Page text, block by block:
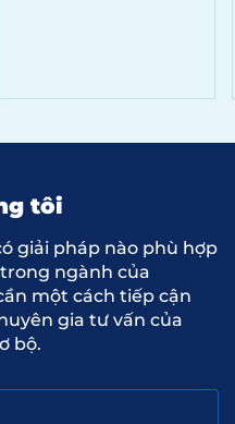
tôi
giải pháp nào phù hợp
ngành của
một cách tiếp cận
gia tư vấn của
bộ.